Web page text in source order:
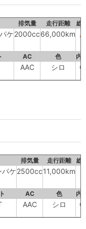
排気量 走行距離 総
ケ2000cc66,000km
AC 色 内
AAC シロ C
排気量 走行距離 総
ケ2500cc11,000km
AC 色 内
AAC シロ C